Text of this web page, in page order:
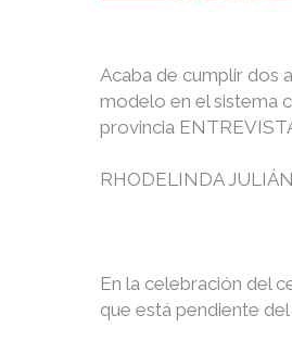
Acaba de cumplir dos
modelo en el sistema
provincia
RHODELINDA
En la celebración del
que está pendiente